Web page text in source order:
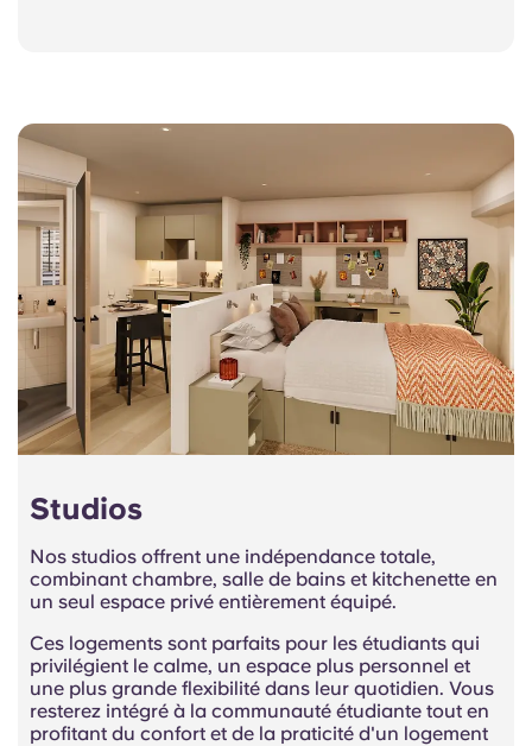
Studios
Nos studios offrent une indépendance totale,
combinant chambre, salle de bains et kitchenette en
un seul espace privé entièrement équipé.
Ces logements sont parfaits pour les étudiants qui
privilégient le calme, un espace plus personnel et
une plus grande flexibilité dans leur quotidien. Vous
resterez intégré à la communauté étudiante tout en
profitant du confort et de la praticité d'un logement